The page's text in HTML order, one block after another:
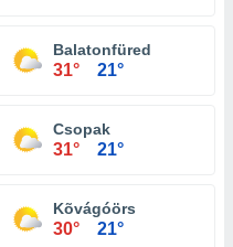
Balatonfüred
31° 21°
Csopak
31° 21°
Kõvágóörs
30° 21°